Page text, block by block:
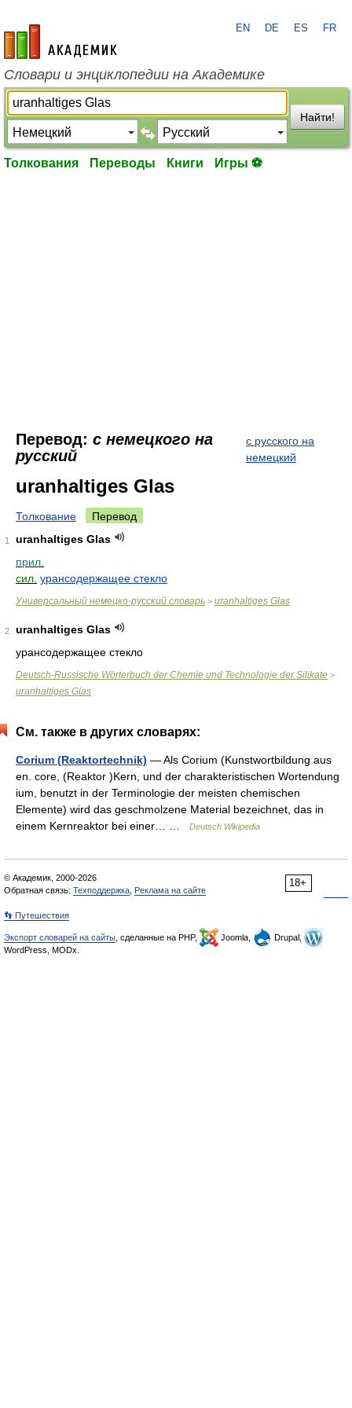
academic.ru
EN DE ES FR
Словари и энциклопедии на Академике
Найти!
Толкования Переводы Книги Игры ⚽
Перевод: с немецкого на
русский
с русского на
немецкий
uranhaltiges Glas
Толкование Перевод
1
uranhaltiges Glas
прил.
сил. урансодержащее стекло
Универсальный немецко-русский словарь > uranhaltiges Glas
2
uranhaltiges Glas
урансодержащее стекло
Deutsch-Russische Wörterbuch der Chemie und Technologie der Silikate >
uranhaltiges Glas
См. также в других словарях:
Corium (Reaktortechnik) — Als Corium (Kunstwortbildung aus
en. core, (Reaktor )Kern, und der charakteristischen Wortendung
ium, benutzt in der Terminologie der meisten chemischen
Elemente) wird das geschmolzene Material bezeichnet, das in
einem Kernreaktor bei einer… …
Deutsch Wikipedia
18+
© Академик, 2000-2026
Обратная связь: Техподдержка Реклама на сайте
👣 Путешествия
Экспорт словарей на сайты , сделанные на PHP, Joomla,
Drupal,
WordPress, MODx.